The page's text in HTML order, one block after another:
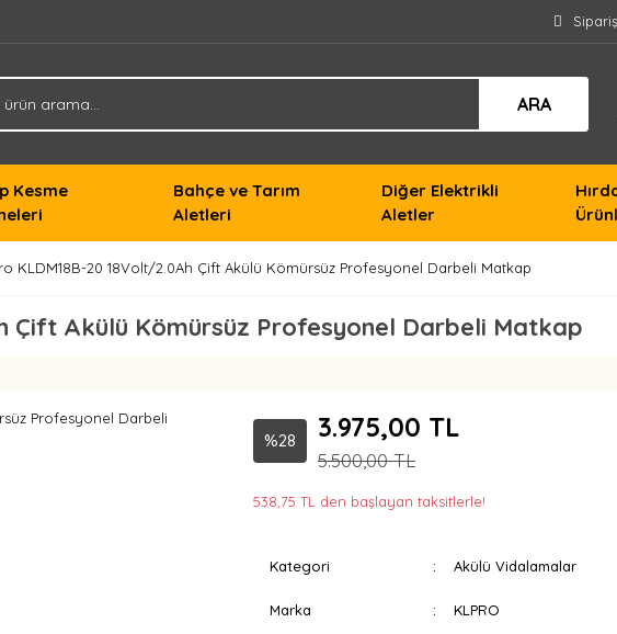
ARA
Kesme
Bahçe ve Tarım
Aletleri
Diğer Elektrikli
Aletler
KLDM18B-20 18Volt/2.0Ah Çift Akülü Kömürsüz Profesyonel Darbeli Matkap
Çift Akülü Kömürsüz Profesyonel Darbeli Matkap
%28 3.975,00 TL
5.500,00 TL
538,75 TL den başlayan taksitlerle!
Kategori Akülü Vidalamalar
Marka KLPRO